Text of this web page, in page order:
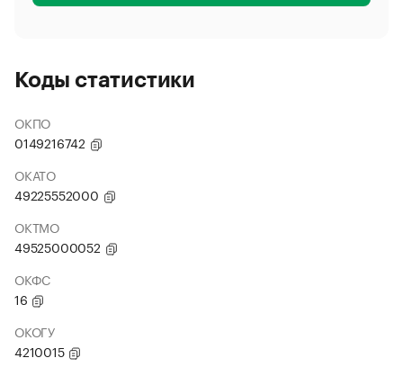
Коды статистики
ОКПО
0149216742
ОКАТО
49225552000
ОКТМО
49525000052
ОКФС
16
ОКОГУ
4210015